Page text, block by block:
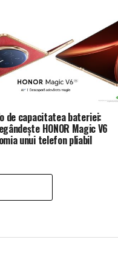
de capacitatea bateriei:
HONOR Magic V6
unui telefon pliabil